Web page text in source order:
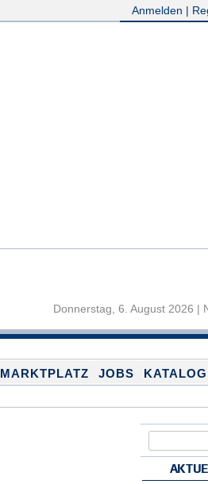
Anmelden |
Donnerstag, 6. August 2026 |
MARKTPLATZ JOBS
KATALOG